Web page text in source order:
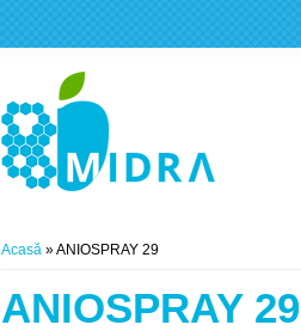
Eşti aici
Acasă » ANIOSPRAY 29
ANIOSPRAY 29